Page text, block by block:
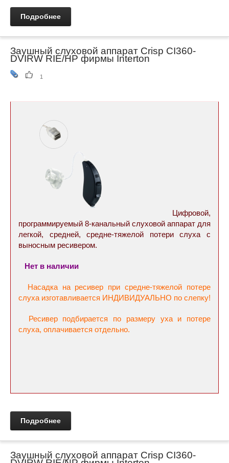
Подробнее
Заушный слуховой аппарат Crisp CI360-
DVIRW RIE/HP фирмы Interton
1
Цифровой,
программируемый 8-канальный cлуховой аппарат для
легкой, средней, средне-тяжелой потери слуха с
выносным ресивером.
Нет в наличии
Насадка на ресивер при средне-тяжелой потере
слуха изготавливается ИНДИВИДУАЛЬНО по слепку!
Ресивер подбирается по размеру уха и потере
слуха, оплачивается отдельно.
Подробнее
Заушный слуховой аппарат Crisp CI360-